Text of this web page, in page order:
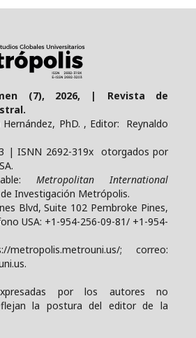
(7), 2026, | Revista de
PhD. , Editor: Reynaldo
| ISNN 2692-319x otorgados por
Metropolitan International
Investigación Metrópolis.
Blvd, Suite 102 Pembroke Pines,
USA: +1-954-256-09-81/ +1-954-
metropolis.metrouni.us/; correo:
por los autores no
la postura del editor de la